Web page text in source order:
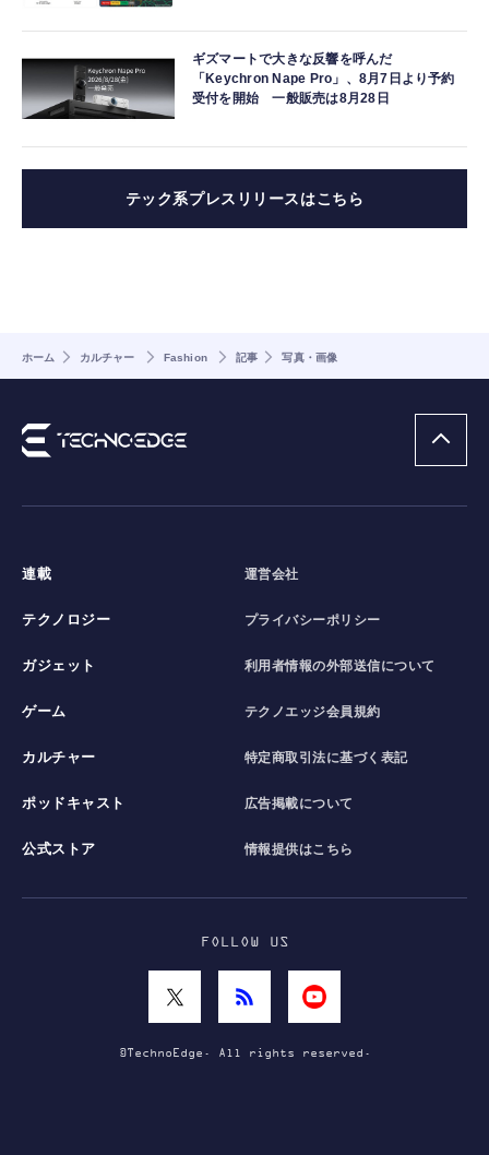
ギズマートで大きな反響を呼んだ
「Keychron Nape Pro」、8月7日より予約
受付を開始 一般販売は8月28日
テック系プレスリリースはこちら
ホーム カルチャー Fashion 記事 写真・画像
連載
テクノロジー
ガジェット
ゲーム
カルチャー
ポッドキャスト
公式ストア
運営会社
プライバシーポリシー
利用者情報の外部送信について
テクノエッジ会員規約
特定商取引法に基づく表記
広告掲載について
情報提供はこちら
FOLLOW US
©TechnoEdge. All rights reserved.